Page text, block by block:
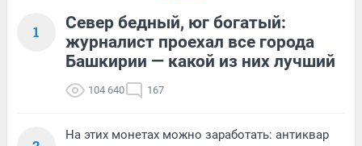
1
Север бедный, юг богатый:
журналист проехал все города
Башкирии — какой из них лучший
104 640 167
На этих монетах можно заработать: антиквар